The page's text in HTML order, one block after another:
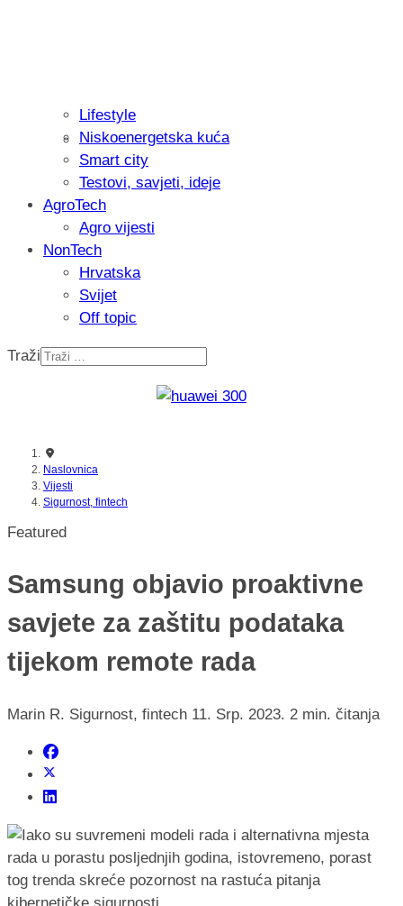
Isprobali smo: Thermostar
Recenzija: Einhell Professional CP-
nikada prije
Lifestyle
Niskoenergetska kuća
Smart city
Testovi, savjeti, ideje
AgroTech
Agro vijesti
NonTech
Hrvatska
Svijet
Off topic
Traži
Naslovnica
Vijesti
Sigurnost, fintech
Featured
Samsung objavio proaktivne
savjete za zaštitu podataka
tijekom remote rada
Marin R. Sigurnost, fintech 11. Srp. 2023. 2 min. čitanja